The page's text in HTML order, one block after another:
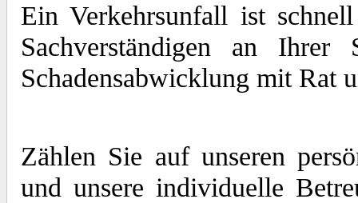
Ein Verkehrsunfall ist
Sachverständigen an
Schadensabwicklung mit Rat
Zählen Sie auf unseren
und unsere individuelle